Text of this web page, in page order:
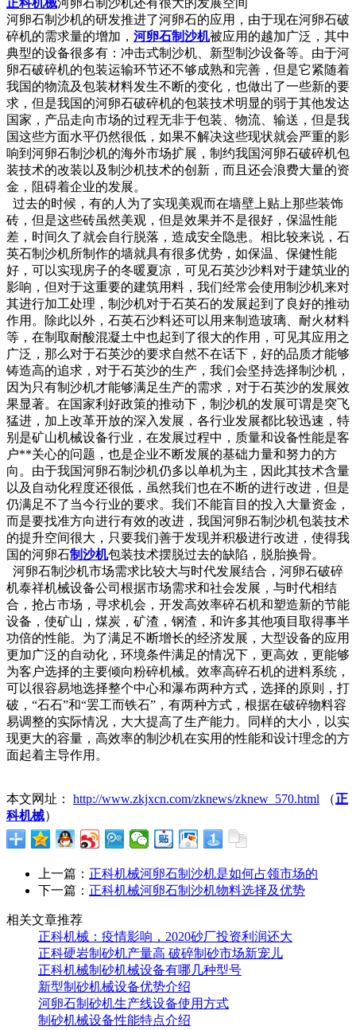
河卵石制沙机的研发推进了河卵石的应用，由于现在河卵石破
碎机的需求量的增加， 河卵石制沙机被应用的越加广泛，其中
典型的设备很多有：冲击式制沙机、新型制沙设备等。由于河
卵石破碎机的包装运输环节还不够成熟和完善，但是它紧随着
我国的物流及包装材料发生不断的变化，也做出了一些新的要
求，但是我国的河卵石破碎机的包装技术明显的弱于其他发达
国家，产品走向市场的过程无非于包装、物流、输送，但是我
国这些方面水平仍然很低，如果不解决这些现状就会严重的影
响到河卵石制沙机的海外市场扩展，制约我国河卵石破碎机包
装技术的改装以及制沙机技术的创新，而且还会浪费大量的资
金，阻碍着企业的发展。
过去的时候，有的人为了实现美观而在墙壁上贴上那些装饰
砖，但是这些砖虽然美观，但是效果并不是很好，保温性能
差，时间久了就会自行脱落，造成安全隐患。相比较来说，石
英石制沙机所制作的墙就具有很多优势，如保温、保健性能
好，可以实现房子的冬暖夏凉，可见石英沙沙料对于建筑业的
影响，但对于这重要的建筑用料，我们经常会使用制沙机来对
其进行加工处理，制沙机对于石英石的发展起到了良好的推动
作用。除此以外，石英石沙料还可以用来制造玻璃、耐火材料
等，在制取耐酸混凝土中也起到了很大的作用，可见其应用之
广泛，那么对于石英沙的要求自然不在话下，好的品质才能够
铸造高的追求，对于石英沙的生产，我们会坚持选择制沙机，
因为只有制沙机才能够满足生产的需求，对于石英沙的发展效
果显著。在国家利好政策的推动下，制沙机的发展可谓是突飞
猛进，加上改革开放的深入发展，各行业发展都比较迅速，特
别是矿山机械设备行业，在发展过程中，质量和设备性能是客
户**关心的问题，也是企业不断发展的基础力量和努力的方
向。由于我国河卵石制沙机仍多以单机为主，因此其技术含量
以及自动化程度还很低，虽然我们也在不断的进行改进，但是
仍满足不了当今行业的要求。我们不能盲目的投入大量资金，
而是要找准方向进行有效的改进，我国河卵石制沙机包装技术
的提升空间很大，只要我们善于发现并积极进行改进，使得我
国的河卵石制沙机包装技术摆脱过去的缺陷，脱胎换骨。
河卵石制沙机市场需求比较大与时代发展结合，河卵石破碎
机泰祥机械设备公司根据市场需求和社会发展，与时代相结
合，抢占市场，寻求机会，开发高效率碎石机和塑造新的节能
设备，使矿山，煤炭，矿渣，钢渣，和许多其他项目取得事半
功倍的性能。为了满足不断增长的经济发展，大型设备的应用
更加广泛的自动化，环境条件满足的情况下，更高效，更能够
为客户选择的主要倾向粉碎机械。效率高碎石机的进料系统，
可以很容易地选择整个中心和瀑布两种方式，选择的原则，打
破，“石石”和“罢工而铁石”，有两种方式，根据在破碎物料容
易调整的实际情况，大大提高了生产能力。同样的大小，以实
现更大的容量，高效率的制沙机在实用的性能和设计理念的方
面起着主导作用。
本文网址： http://www.zkjxcn.com/zknews/zknew_570.html （正
科机械）
上一篇： 正科机械河卵石制沙机是如何占领市场的
下一篇： 正科机械河卵石制沙机物料选择及优势
相关文章推荐
正科机械：疫情影响，2020砂厂投资利润还大
正科硬岩制砂机产量高 破碎制砂市场新宠儿
正科机械制砂机械设备有哪几种型号
新型制砂机械设备优势介绍
河卵石制砂机生产线设备使用方式
制砂机械设备性能特点介绍